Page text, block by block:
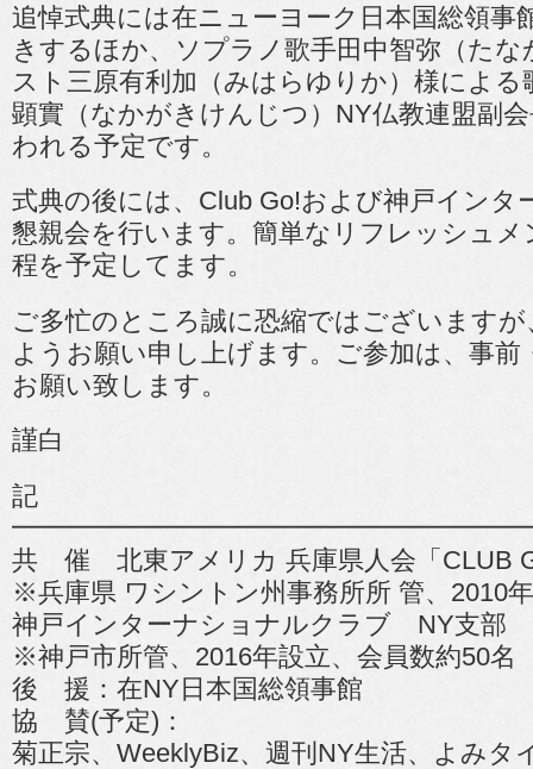
追悼式典には在ニューヨーク日本国総領事
きするほか、ソプラノ歌手田中智弥（た
スト三原有利加（みはらゆりか）様による
顕實（なかがきけんじつ）NY仏教連盟副
われる予定です。
式典の後には、Club Go!および神戸インタ
懇親会を行います。簡単なリフレッシュ
程を予定してます。
ご多忙のところ誠に恐縮ではございます
ようお願い申し上げます。ご参加は、事
お願い致します。
謹白
記
共 催 北東アメリカ 兵庫県人会「CLUB
※兵庫県 ワシントン州事務所所 管、2010
神戸インターナショナルクラブ NY支部
※神戸市所管、2016年設立、会員数約50名
後 援：在NY日本国総領事館
協 賛(予定)：
菊正宗、WeeklyBiz、週刊NY生活、よみタ